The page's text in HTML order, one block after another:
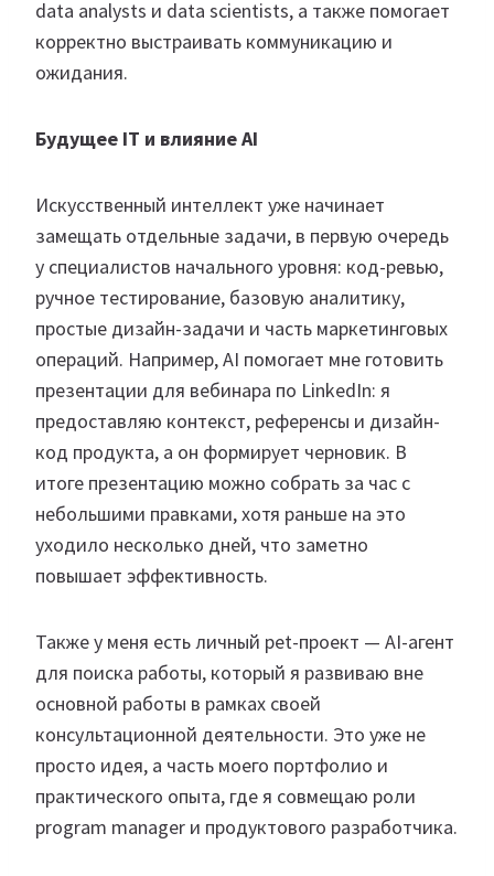
data analysts и data scientists, а также помогает
корректно выстраивать коммуникацию и
ожидания.
Будущее IT и влияние AI
Искусственный интеллект уже начинает
замещать отдельные задачи, в первую очередь
у специалистов начального уровня: код-ревью,
ручное тестирование, базовую аналитику,
простые дизайн-задачи и часть маркетинговых
операций. Например, AI помогает мне готовить
презентации для вебинара по LinkedIn: я
предоставляю контекст, референсы и дизайн-
код продукта, а он формирует черновик. В
итоге презентацию можно собрать за час с
небольшими правками, хотя раньше на это
уходило несколько дней, что заметно
повышает эффективность.
Также у меня есть личный pet-проект — AI-агент
для поиска работы, который я развиваю вне
основной работы в рамках своей
консультационной деятельности. Это уже не
просто идея, а часть моего портфолио и
практического опыта, где я совмещаю роли
program manager и продуктового разработчика.